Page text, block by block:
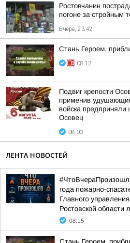
Ростовчанин
погоне за стройным
Вчера, 23:42
Стань Героем,
08:12
Подвиг крепости
применив
войска предприняли
Осовец
08:03
ЛЕНТА НОВОСТЕЙ
года пожарно-
Главного
Ростовской области
08:15